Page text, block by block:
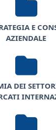
E
AZIENDALE
DEI